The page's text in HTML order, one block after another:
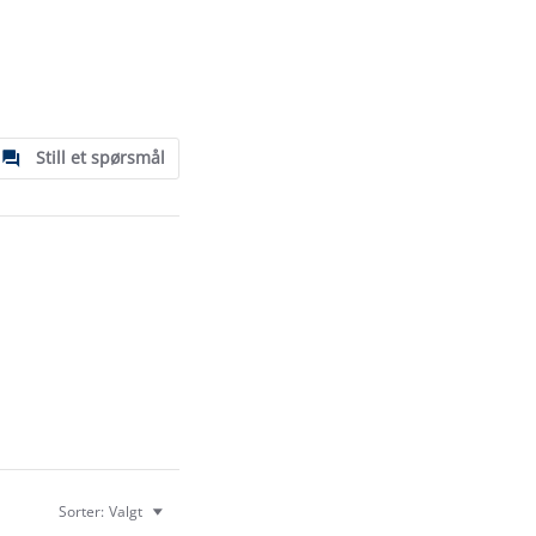
Still et spørsmål
Sorter: Valgt